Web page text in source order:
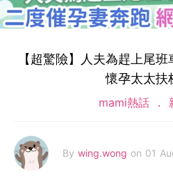
【超驚險】人夫為趕上尾
懷孕太太扶
mami熱話
By wing.wong on 01